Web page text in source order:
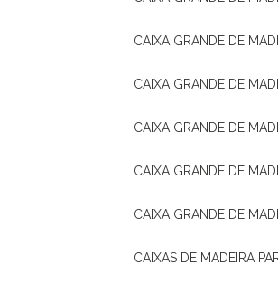
CAIXA GRANDE DE
CAIXA GRANDE DE
CAIXA GRANDE DE
CAIXA GRANDE DE
CAIXA GRANDE DE
CAIXAS DE MADEIRA